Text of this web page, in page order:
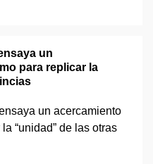
un
para replicar la